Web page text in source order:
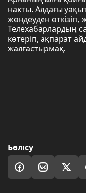
нақты. Алдағы
жөндеуден өткізіп,
Телехабарлардың
көтеріп, ақпарат
жалғастырмақ.
Бөлісу